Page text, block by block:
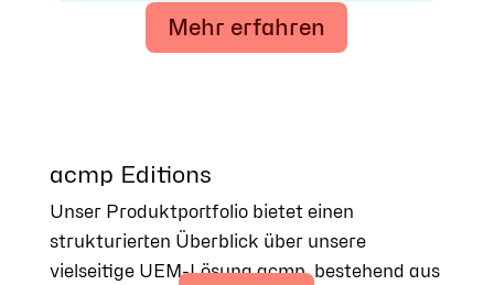
Mehr erfahren
acmp Editions
Unser Produktportfolio bietet einen
strukturierten Überblick über unsere
vielseitige UEM-Lösung acmp, bestehend aus